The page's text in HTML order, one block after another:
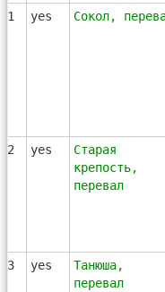
81 yes Сокол,
82 yes
Старая
крепость,
перевал
83 yes
Танюша,
перевал